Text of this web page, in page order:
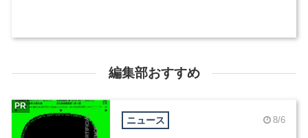
編集部おすすめ
ニュース 8/6
PR